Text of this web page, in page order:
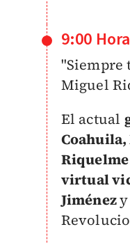
9:00
"Siempre
Miguel
El actual
virtual
Jiménez